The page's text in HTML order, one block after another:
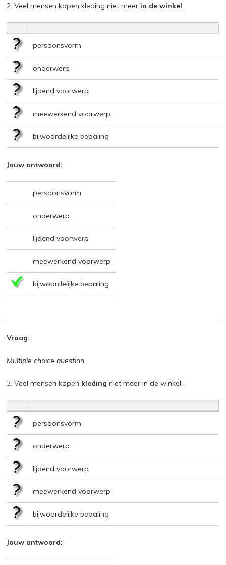
2. Veel mensen kopen kleding niet meer in de winkel.
persoonsvorm
onderwerp
lijdend voorwerp
meewerkend voorwerp
bijwoordelijke bepaling
Jouw antwoord:
persoonsvorm
onderwerp
lijdend voorwerp
meewerkend voorwerp
bijwoordelijke bepaling
Vraag:
Multiple choice question
3. Veel mensen kopen kleding niet meer in de winkel.
persoonsvorm
onderwerp
lijdend voorwerp
meewerkend voorwerp
bijwoordelijke bepaling
Jouw antwoord: